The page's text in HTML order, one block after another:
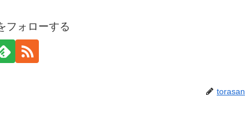
フォローする
torasan